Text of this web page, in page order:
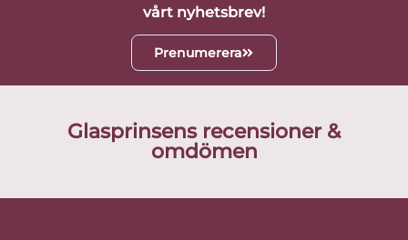
vårt nyhetsbrev!
Prenumerera
Glasprinsens recensioner &
omdömen